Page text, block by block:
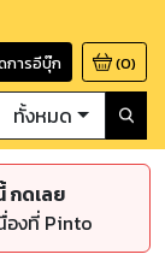
การอีบุ๊ก (0)
ทั้งหมด
กดเลย
องที่ Pinto